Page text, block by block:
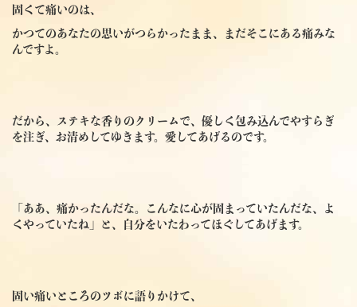
固くて痛いのは、
かつてのあなたの思いがつらかったまま、まだそこにある痛みな
んですよ。
だから、ステキな香りのクリームで、優しく包み込んでやすらぎ
を注ぎ、お清めしてゆきます。愛してあげるのです。
「ああ、痛かったんだな。こんなに心が固まっていたんだな、よ
くやっていたね」と、自分をいたわってほぐしてあげます。
固い痛いところのツボに語りかけて、